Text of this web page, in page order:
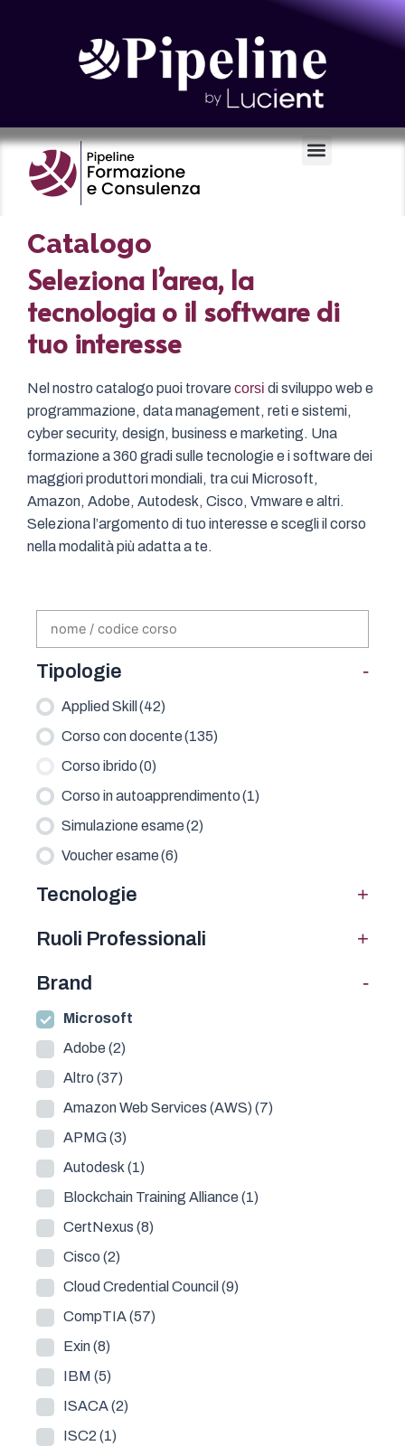
Catalogo
Seleziona l’area, la
tecnologia o il software di
tuo interesse
Nel nostro catalogo puoi trovarecorsi di sviluppo web e
programmazione, data management, reti e sistemi,
cyber security, design, business e marketing. Una
formazione a 360 gradi sulle tecnologie e i software dei
maggiori produttori mondiali, tra cui Microsoft,
Amazon, Adobe, Autodesk, Cisco, Vmware e altri.
Seleziona l’argomento di tuo interesse e scegli il corso
nella modalità più adatta a te.
Tipologie -
Applied Skill (42)
Corso con docente(135)
Corso ibrido(0)
Corso in autoapprendimento(1)
Simulazione esame(2)
Voucher esame(6)
Tecnologie +
Ruoli Professionali +
Brand -
Microsoft
Adobe(2)
Altro (37)
Amazon Web Services (AWS)(7)
APMG(3)
Autodesk (1)
Blockchain Training Alliance(1)
CertNexus (8)
Cisco (2)
Cloud Credential Council (9)
CompTIA(57)
Exin(8)
IBM (5)
ISACA(2)
ISC2 (1)